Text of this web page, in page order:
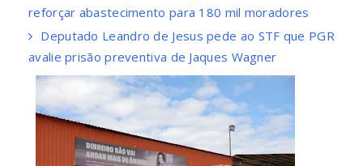
reforçar abastecimento para 180 mil moradores
Deputado Leandro de Jesus pede ao STF que PGR
avalie prisão preventiva de Jaques Wagner